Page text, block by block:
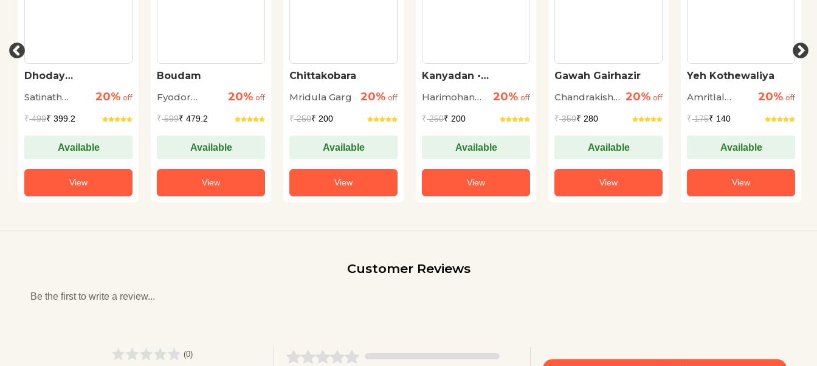
Dhoday
Satinath
20% off
₹499₹ 399.2
Available
View
Boudam
Fyodor
20% off
₹599₹ 479.2
Available
View
Chittakobara
Mridula Garg
20% off
₹250₹ 200
Available
View
Kanyadan •
Harimohan
20% off
₹250₹ 200
Available
View
Gawah Gairhazir
Chandrakishore20% off
₹350₹ 280
Available
View
Yeh Kothewaliya
Amritlal
20% off
₹175₹ 140
Available
View
Customer Reviews
Be the first to write a review...
(0)